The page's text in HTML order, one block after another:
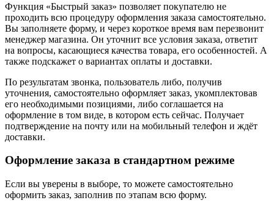
Функция «Быстрый заказ» позволяет покупателю не
проходить всю процедуру оформления заказа самостоятельно.
Вы заполняете форму, и через короткое время вам перезвонит
менеджер магазина. Он уточнит все условия заказа, ответит
на вопросы, касающиеся качества товара, его особенностей. А
также подскажет о вариантах оплаты и доставки.
По результатам звонка, пользователь либо, получив
уточнения, самостоятельно оформляет заказ, укомплектовав
его необходимыми позициями, либо соглашается на
оформление в том виде, в котором есть сейчас. Получает
подтверждение на почту или на мобильный телефон и ждёт
доставки.
Оформление заказа в стандартном режиме
Если вы уверены в выборе, то можете самостоятельно
оформить заказ, заполнив по этапам всю форму.